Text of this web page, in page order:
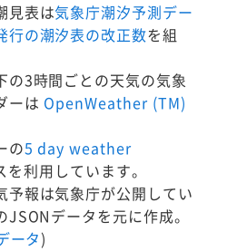
見表は気象庁潮汐予測デー
行の潮汐表の改正数を組
の3時間ごとの天気の気象
ーは OpenWeather (TM)
の5 day weather
を利用しています。
予報は気象庁が公開してい
データを元に作成。
ータ)